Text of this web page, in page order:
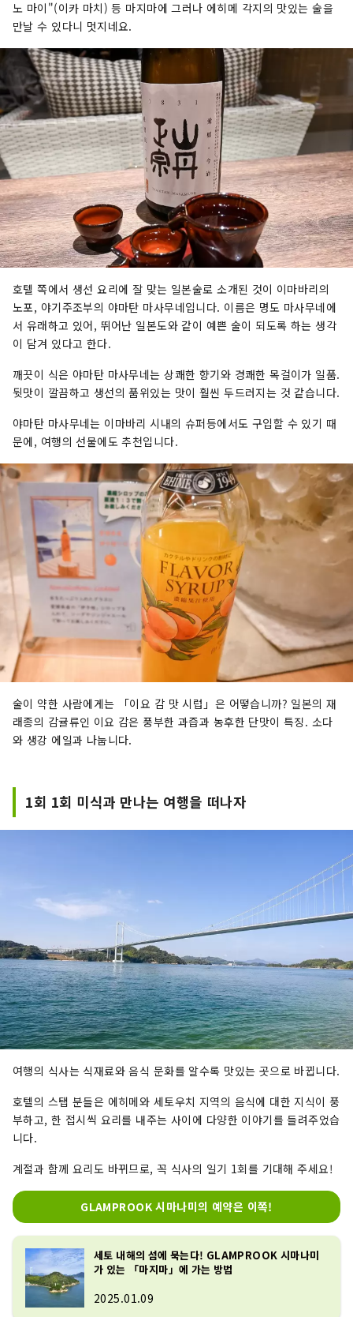
노 마이"(이카 마치) 등 마지마에 그러나 에히메 각지의 맛있는 술을
만날 수 있다니 멋지네요.
호텔 쪽에서 생선 요리에 잘 맞는 일본술로 소개된 것이 이마바리의
노포, 야기주조부의 야마탄 마사무네입니다. 이름은 명도 마사무네에
서 유래하고 있어, 뛰어난 일본도와 같이 예쁜 술이 되도록 하는 생각
이 담겨 있다고 한다.
깨끗이 식은 야마탄 마사무네는 상쾌한 향기와 경쾌한 목걸이가 일품.
뒷맛이 깔끔하고 생선의 품위있는 맛이 훨씬 두드러지는 것 같습니다.
야마탄 마사무네는 이마바리 시내의 슈퍼등에서도 구입할 수 있기 때
문에, 여행의 선물에도 추천입니다.
술이 약한 사람에게는 「이요 감 맛 시럽」은 어떻습니까? 일본의 재
래종의 감귤류인 이요 감은 풍부한 과즙과 농후한 단맛이 특징. 소다
와 생강 에일과 나눕니다.
1회 1회 미식과 만나는 여행을 떠나자
여행의 식사는 식재료와 음식 문화를 알수록 맛있는 곳으로 바뀝니다.
호텔의 스탭 분들은 에히메와 세토우치 지역의 음식에 대한 지식이 풍
부하고, 한 접시씩 요리를 내주는 사이에 다양한 이야기를 들려주었습
니다.
계절과 함께 요리도 바뀌므로, 꼭 식사의 일기 1회를 기대해 주세요!
GLAMPROOK 시마나미의 예약은 이쪽!
세토 내해의 섬에 묵는다! GLAMPROOK 시마나미
가 있는 「마지마」에 가는 방법
2025.01.09